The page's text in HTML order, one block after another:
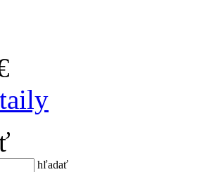
hľadať